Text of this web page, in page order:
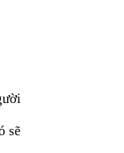
sẽ